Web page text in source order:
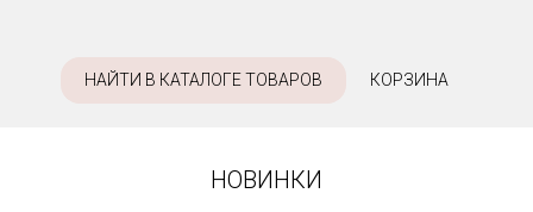
НАЙТИ В КАТАЛОГЕ ТОВАРОВ КОРЗИНА
НОВИНКИ